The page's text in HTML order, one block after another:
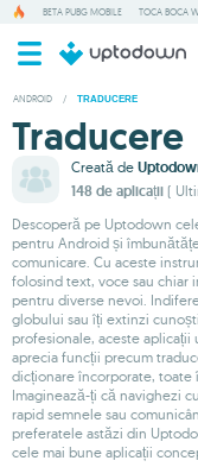
BETA PUBG MOBILE TOCA BOCA
ANDROID / TRADUCERE
Traducere
Creată de
148 de aplicații (
Descoperă pe Uptodown
pentru Android și
comunicare. Cu aceste
folosind text, voce sau chiar
pentru diverse nevoi.
globului sau îți extinzi
profesionale, aceste
aprecia funcții precum
dicționare încorporate,
Imaginează-ți că navighezi
rapid semnele sau
preferatele astăzi din
cele mai bune aplicații